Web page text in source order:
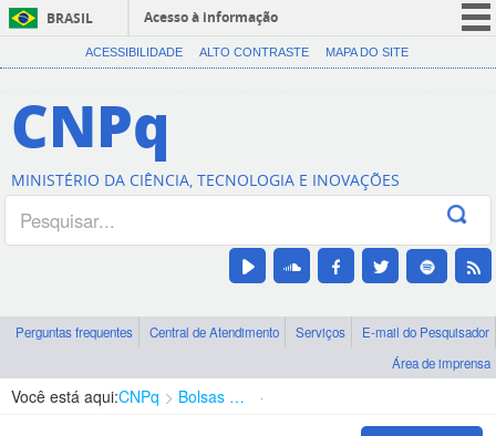
BRASIL
Acesso à informação
CORONAVÍRUS (COVID-19)
Canais
ACESSIBILIDADE ALTO CONTRASTE MAPA DO SITE
CNPq
MINISTÉRIO DA CIÊNCIA, TECNOLOGIA E INOVAÇÕES
Perguntas frequentes Central de Atendimento Serviços
E-mail do Pesquisador
Área de imprensa
Você está aqui:CNPq Bolsas e Auxílios Vigentes